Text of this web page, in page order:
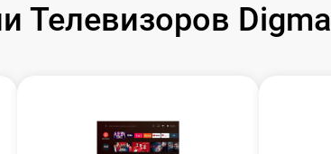
Телевизоров Digma